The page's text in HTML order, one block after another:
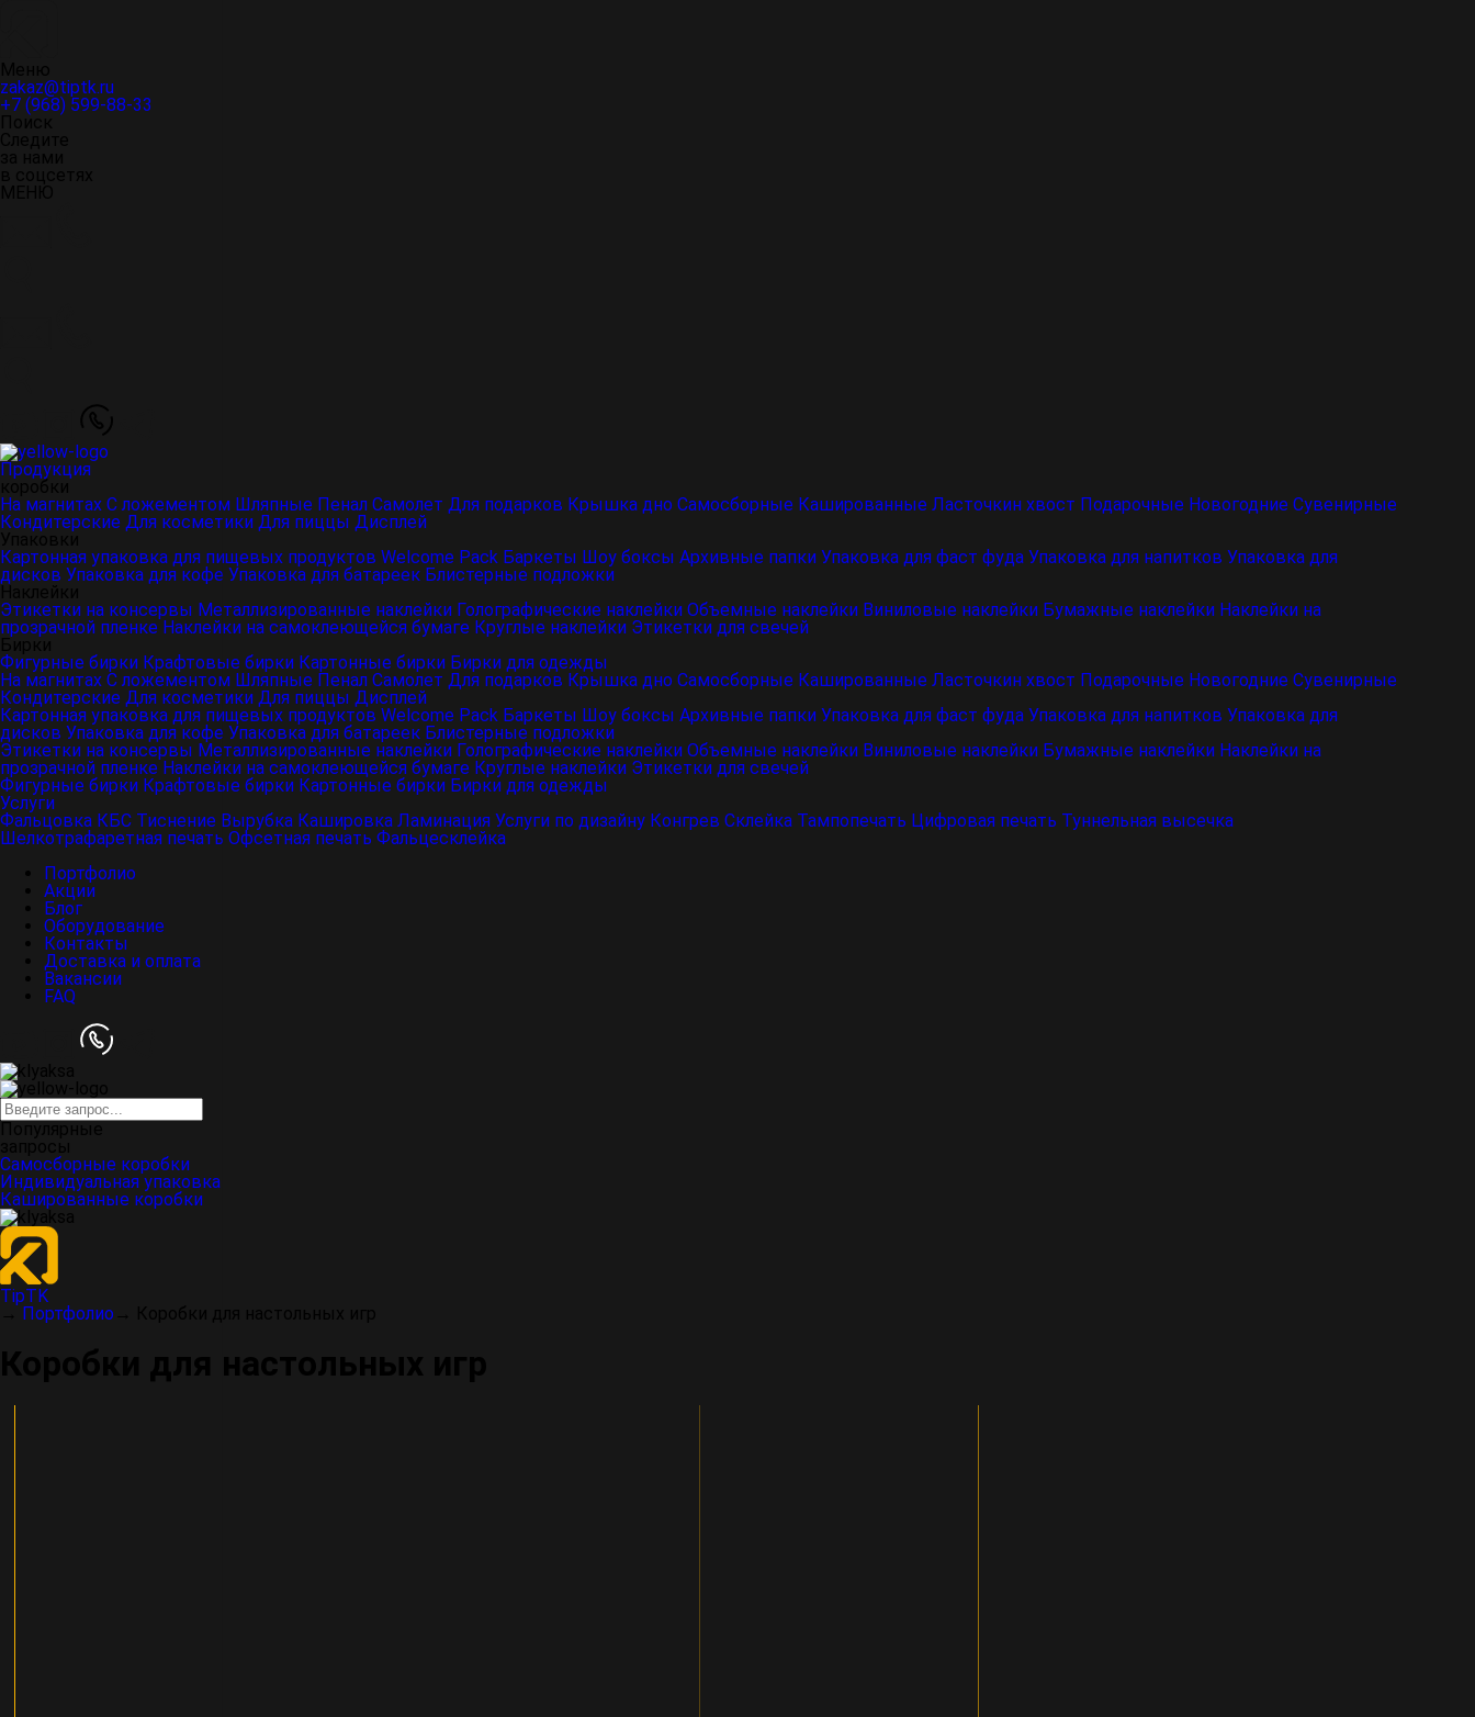
zakaz@tiptk.ru
+7 (968) 599-88-33
Поиск
Продукция
На магнитах С ложементом Шляпные Пенал Самолет Для подарков Крышка дно Самосборные Кашированные Ласточкин хвост Подарочные Новогодние Сувенирные
Кондитерские Для косметики Для пиццы Дисплей
Картонная упаковка для пищевых продуктов Welcome Pack Баркеты Шоу боксы Архивные папки Упаковка для фаст фуда Упаковка для напитков Упаковка для
дисков Упаковка для кофе Упаковка для батареек Блистерные подложки
Этикетки на консервы Металлизированные наклейки Голографические наклейки Объемные наклейки Виниловые наклейки Бумажные наклейки Наклейки на
прозрачной пленке Наклейки на самоклеющейся бумаге Круглые наклейки Этикетки для свечей
Фигурные бирки Крафтовые бирки Картонные бирки Бирки для одежды
На магнитах С ложементом Шляпные Пенал Самолет Для подарков Крышка дно Самосборные Кашированные Ласточкин хвост Подарочные Новогодние Сувенирные
Кондитерские Для косметики Для пиццы Дисплей
Картонная упаковка для пищевых продуктов Welcome Pack Баркеты Шоу боксы Архивные папки Упаковка для фаст фуда Упаковка для напитков Упаковка для
дисков Упаковка для кофе Упаковка для батареек Блистерные подложки
Этикетки на консервы Металлизированные наклейки Голографические наклейки Объемные наклейки Виниловые наклейки Бумажные наклейки Наклейки на
прозрачной пленке Наклейки на самоклеющейся бумаге Круглые наклейки Этикетки для свечей
Фигурные бирки Крафтовые бирки Картонные бирки Бирки для одежды
Услуги
Фальцовка КБС Тиснение Вырубка Кашировка Ламинация Услуги по дизайну Конгрев Склейка Тампопечать Цифровая печать Туннельная высечка
Шелкотрафаретная печать Офсетная печать Фальцесклейка
Портфолио
Акции
Блог
Оборудование
Контакты
Доставка и оплата
Вакансии
FAQ
Самосборные коробки
Индивидуальная упаковка
Кашированные коробки
TipTK
Портфолио